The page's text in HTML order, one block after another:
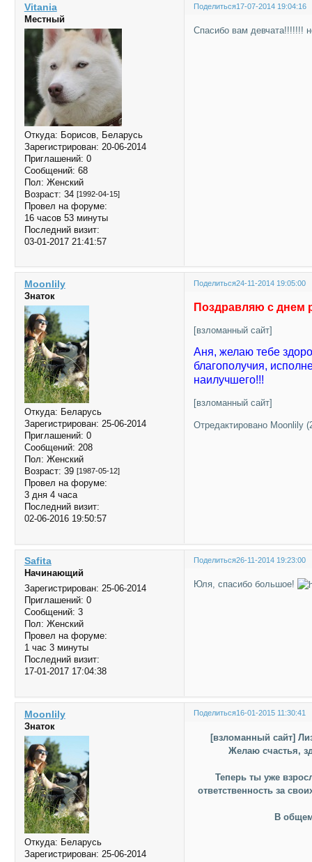
Поделиться17-07-2014 19:04:16
Vitania
Местный
Откуда: Борисов, Беларусь
Зарегистрирован: 20-06-2014
Приглашений: 0
Сообщений: 68
Пол: Женский
Возраст: 34 [1992-04-15]
Провел на форуме:
16 часов 53 минуты
Последний визит:
03-01-2017 21:41:57
Спасибо вам девчата!!!!!!!
Поделиться24-11-2014 19:05:00
Moonlily
Знаток
Откуда: Беларусь
Зарегистрирован: 25-06-2014
Приглашений: 0
Сообщений: 208
Пол: Женский
Возраст: 39 [1987-05-12]
Провел на форуме:
3 дня 4 часа
Последний визит:
02-06-2016 19:50:57
Поздравляю с днем
[взломанный сайт]
Аня, желаю тебе
благополучия,
наилучшего!!!
[взломанный сайт]
Отредактировано Moonlily
Поделиться26-11-2014 19:23:00
Safita
Начинающий
Зарегистрирован: 25-06-2014
Приглашений: 0
Сообщений: 3
Пол: Женский
Провел на форуме:
1 час 3 минуты
Последний визит:
17-01-2017 17:04:38
Юля, спасибо большое!
Поделиться16-01-2015 11:30:41
Moonlily
Знаток
Откуда: Беларусь
Зарегистрирован: 25-06-2014
[взломанный сайт]
Желаю счастья,
Теперь ты уже
ответственность за
В